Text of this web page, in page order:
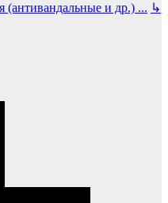
(антивандальные и др.) ... ↳